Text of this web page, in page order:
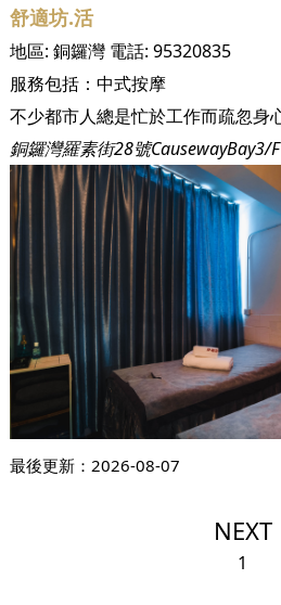
舒適坊.活
地區: 銅鑼灣電話: 95320835
服務包括： 中式按摩
銅鑼灣羅素街28號CausewayBay3/F
最後更新： 2026-08-07
NEXT
1